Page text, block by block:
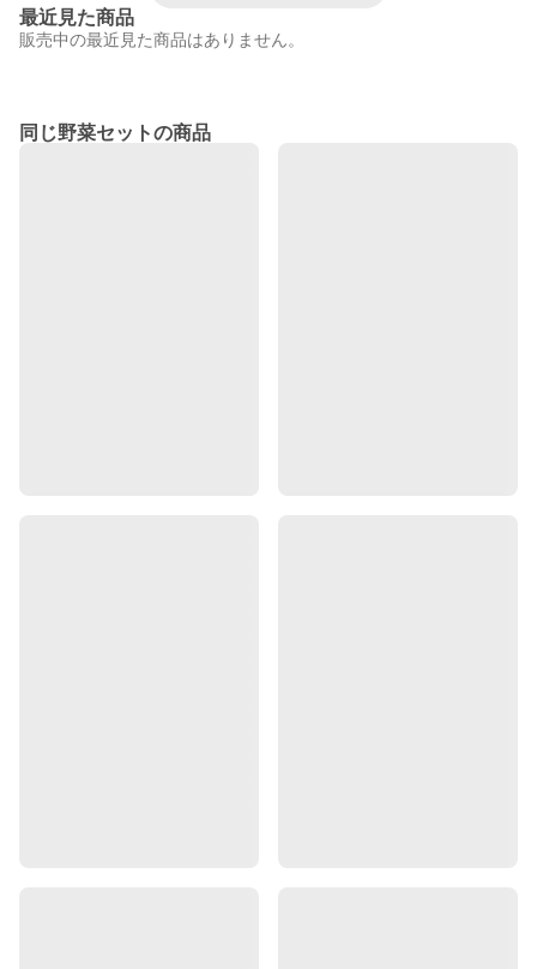
最近見た商品
販売中の最近見た商品はありません。
同じ野菜セットの商品